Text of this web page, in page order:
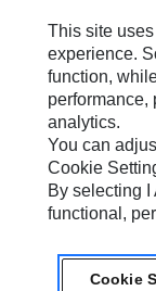
網站地圖
Cookie Settings
法律
隱私權
關於 Cat
TW - Chinese©
This site
experience.
function,
performance,
analytics.
You can
Cookie
By selecting I
functional,
Cookie